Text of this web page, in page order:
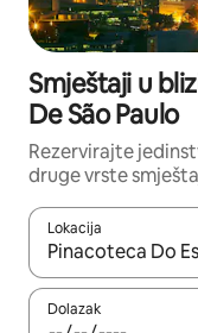
Smještaji u
De São Paulo
Rezervirajte
druge vrste
Lokacija
Kada budu
Dolazak